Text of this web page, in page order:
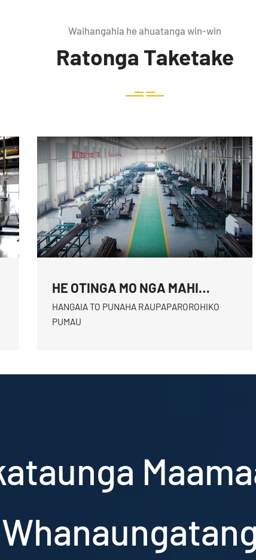
Waihangahia he ahuatanga win-win
Ratonga Taketake
HE OTINGA MO NGA MAHI
ARORAU
HANGAIA TO PUNAHA RAUPAPAROROHIKO
PUMAU